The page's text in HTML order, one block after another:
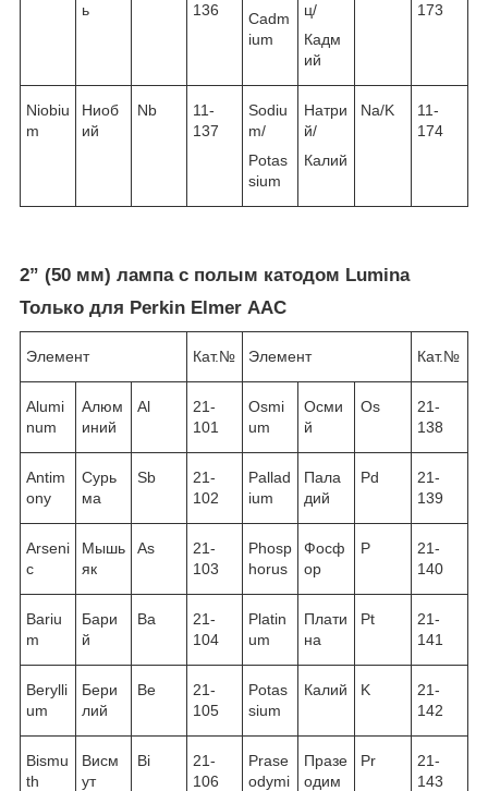
ь
136
Cadm
ium
ц/
Кадм
ий
173
Niobiu
m
Ниоб
ий
Nb
11-
137
Sodiu
m/
Potas
sium
Натри
й/
Калий
Na/K
11-
174
2” (50 мм) лампа с полым катодом Lumina
Только для Perkin Elmer ААС
Элемент Кат.№ Элемент Кат.№
Alumi
num
Алюм
иний
Al
21-
101
Osmi
um
Осми
й
Os
21-
138
Antim
ony
Сурь
ма
Sb
21-
102
Pallad
ium
Пала
дий
Pd
21-
139
Arseni
c
Мышь
як
As
21-
103
Phosp
horus
Фосф
ор
P
21-
140
Bariu
m
Бари
й
Ba
21-
104
Platin
um
Плати
на
Pt
21-
141
Berylli
um
Бери
лий
Be
21-
105
Potas
sium
Калий K
21-
142
Bismu
th
Висм
ут
Bi
21-
106
Prase
odymi
Празе
одим
Pr
21-
143